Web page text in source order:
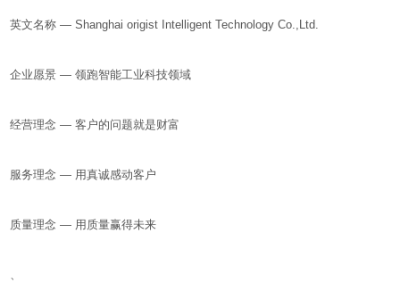
英文名称 — Shanghai origist Intelligent Technology Co.,Ltd.
企业愿景 — 领跑智能工业科技领域
经营理念 — 客户的问题就是财富
服务理念 — 用真诚感动客户
质量理念 — 用质量赢得未来
、